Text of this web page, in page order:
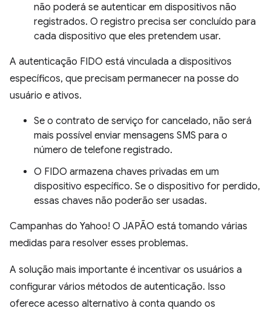
não poderá se autenticar em dispositivos não
registrados. O registro precisa ser concluído para
cada dispositivo que eles pretendem usar.
A autenticação FIDO está vinculada a dispositivos
específicos, que precisam permanecer na posse do
usuário e ativos.
Se o contrato de serviço for cancelado, não será
mais possível enviar mensagens SMS para o
número de telefone registrado.
O FIDO armazena chaves privadas em um
dispositivo específico. Se o dispositivo for perdido,
essas chaves não poderão ser usadas.
Campanhas do Yahoo! O JAPÃO está tomando várias
medidas para resolver esses problemas.
A solução mais importante é incentivar os usuários a
configurar vários métodos de autenticação. Isso
oferece acesso alternativo à conta quando os